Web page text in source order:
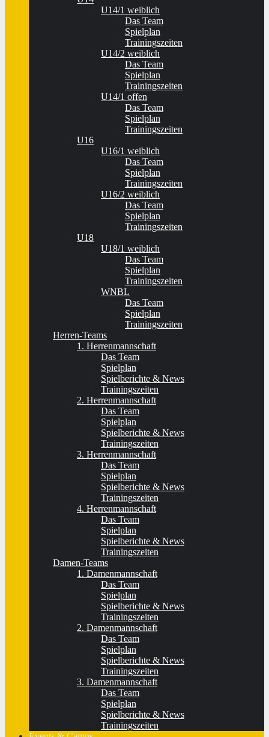
U14/1 weiblich
Das Team
Spielplan
Trainingszeiten
U14/2 weiblich
Das Team
Spielplan
Trainingszeiten
U14/1 offen
Das Team
Spielplan
Trainingszeiten
U16
U16/1 weiblich
Das Team
Spielplan
Trainingszeiten
U16/2 weiblich
Das Team
Spielplan
Trainingszeiten
U18
U18/1 weiblich
Das Team
Spielplan
Trainingszeiten
WNBL
Das Team
Spielplan
Trainingszeiten
Herren-Teams
1. Herrenmannschaft
Das Team
Spielplan
Spielberichte & News
Trainingszeiten
2. Herrenmannschaft
Das Team
Spielplan
Spielberichte & News
Trainingszeiten
3. Herrenmannschaft
Das Team
Spielplan
Spielberichte & News
Trainingszeiten
4. Herrenmannschaft
Das Team
Spielplan
Spielberichte & News
Trainingszeiten
Damen-Teams
1. Damenmannschaft
Das Team
Spielplan
Spielberichte & News
Trainingszeiten
2. Damenmannschaft
Das Team
Spielplan
Spielberichte & News
Trainingszeiten
3. Damenmannschaft
Das Team
Spielplan
Spielberichte & News
Trainingszeiten